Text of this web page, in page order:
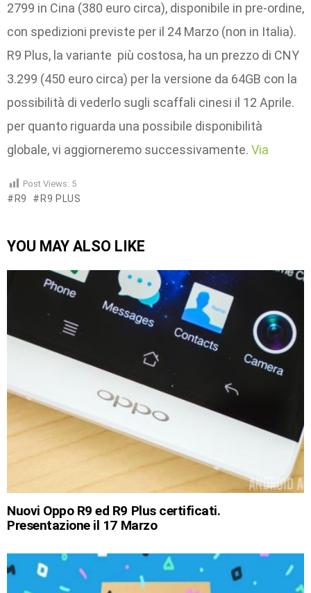
2799 in Cina (380 euro circa), disponibile in pre-ordine,
con spedizioni previste per il 24 Marzo (non in Italia).
R9 Plus, la variante più costosa, ha un prezzo di CNY
3.299 (450 euro circa) per la versione da 64GB con la
possibilità di vederlo sugli scaffali cinesi il 12 Aprile.
per quanto riguarda una possibile disponibilità
globale, vi aggiorneremo successivamente. Via
Post Views: 5
R9 R9 PLUS
YOU MAY ALSO LIKE
Nuovi Oppo R9 ed R9 Plus certificati.
Presentazione il 17 Marzo